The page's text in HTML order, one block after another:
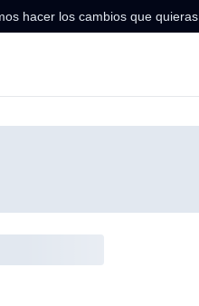
hacer los cambios que quieras.